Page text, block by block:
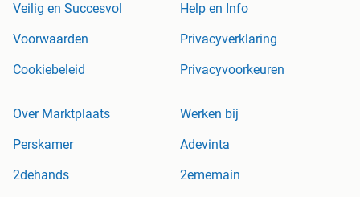
Veilig en Succesvol
Help en Info
Voorwaarden
Privacyverklaring
Cookiebeleid
Privacyvoorkeuren
Over Marktplaats
Werken bij
Perskamer
Adevinta
2dehands
2ememain